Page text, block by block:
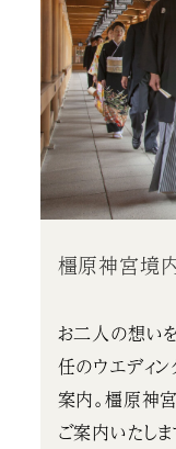
橿原神宮境
お二人の想い
任のウエディ
案内。橿原神
ご案内いたしま